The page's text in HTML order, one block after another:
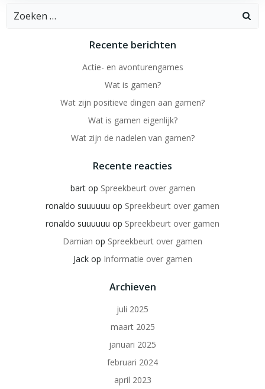
Zoeken
Recente berichten
Actie- en avonturengames
Wat is gamen?
Wat zijn positieve dingen aan gamen?
Wat is gamen eigenlijk?
Wat zijn de nadelen van gamen?
Recente reacties
bartop Spreekbeurt over gamen
ronaldo suuuuuu op Spreekbeurt over gamen
ronaldo suuuuuu op Spreekbeurt over gamen
Damian op Spreekbeurt over gamen
Jackop Informatie over gamen
Archieven
juli 2025
maart 2025
januari 2025
februari 2024
april 2023